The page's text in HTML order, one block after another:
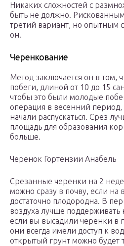
Никаких сложностей с
быть не должно.
третий вариант, но опытным
он.
Черенкование
Метод заключается он в том,
побеги, длиной от 10 до 15
чтобы это были молодые
операция в весенний
начали распускаться. Срез
площадь для образования
больше.
Черенок Гортензии Анабель
Срезанные черенки на 2
можно сразу в почву, если на
достаточно плодородна. В
воздуха лучше поддерживать
если вы высадили черенки в
они всегда имели доступ к
открытый грунт можно будет